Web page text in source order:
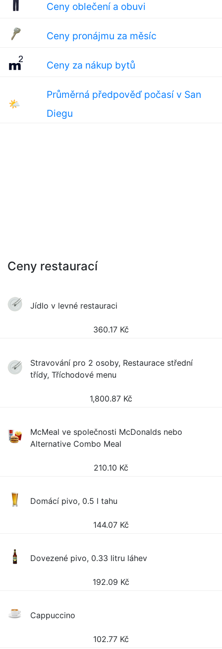
Ceny oblečení a obuvi
Ceny pronájmu za měsíc
Ceny za nákup bytů
🌤
Průměrná předpověď počasí v San
Diegu
Ceny restaurací
Jídlo v levné restauraci
360.17 Kč
Stravování pro 2 osoby, Restaurace střední
třídy, Tříchodové menu
1,800.87 Kč
McMeal ve společnosti McDonalds nebo
Alternative Combo Meal
210.10 Kč
Domácí pivo, 0.5 l tahu
144.07 Kč
Dovezené pivo, 0.33 litru láhev
192.09 Kč
Cappuccino
102.77 Kč